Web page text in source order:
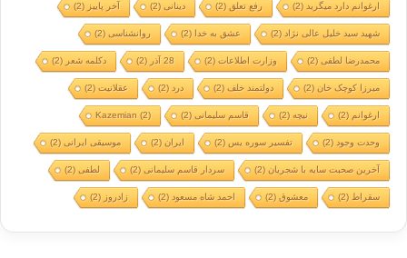
ارغوانم دارد میگرید (2) رفع تعلق (2) دینانی(2) آخر پاییز (2)
شهید سید خلیل عالی نژاد (2) عشق به خدا (2) روانشناسی(2)
محمدرضا لطفی(2) وزارت اطلاعات(2) 28 آذر (2) دکلمه شعر (2)
میرزا کوچک خان(2) دولتمند خلف(2) درد (2) عقلانیت(2)
ارغوانم (2) نیچه(2) قاسم سلیمانی(2)
Kazemian (2)
وحدت وجود (2) تفسیر سوره یس (2) ایران(2) موسیقی ایرانی(2)
آخرین صحبت سایه با شجریان(2) سردار قاسم سلیمانی(2) لطفی(2)
سقراط (2) معشوق(2) احمد شاه مسعود (2) زادروز (2)